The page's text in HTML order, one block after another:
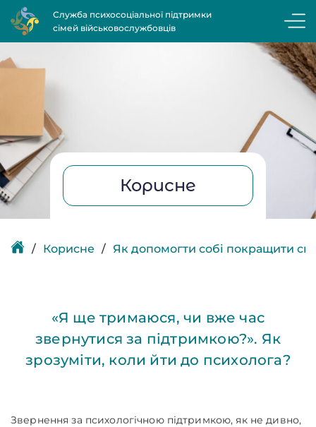
Служба психосоціальної підтримки
сімей військовослужбовців
Корисне
Корисне Як допомогти собі покращити
«Я ще тримаюся, чи вже час
звернутися за підтримкою?». Як
зрозуміти, коли йти до психолога?
Звернення за психологічною підтримкою, як не дивно,